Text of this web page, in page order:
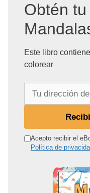
Obtén
Este libro
colorear
r Acepto recibir el
Política de